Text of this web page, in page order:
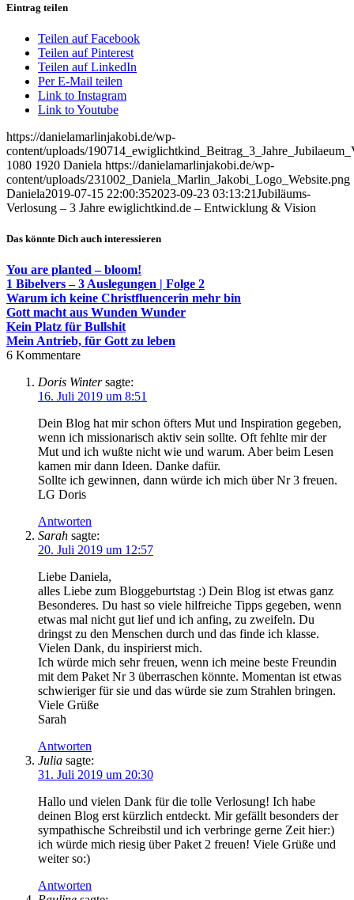
Eintrag teilen
Teilen auf Facebook
Teilen auf Pinterest
Teilen auf LinkedIn
Per E-Mail teilen
Link to Instagram
Link to Youtube
https://danielamarlinjakobi.de/wp-
content/uploads/
1080 1920 Daniela https://danielamarlinjakobi.de/wp-
content/uploads/231002_Daniela_Marlin_Jakobi_Logo_Website.png
Daniela2019-07-15 22:00:352023-09-23 03:13:21Jubiläums-
Verlosung – 3 Jahre ewiglichtkind.de – Entwicklung & Vision
Das könnte Dich auch interessieren
You are planted – bloom!
1 Bibelvers – 3 Auslegungen | Folge 2
Warum ich keine Christfluencerin mehr bin
Gott macht aus Wunden Wunder
Kein Platz für Bullshit
Mein Antrieb, für Gott zu leben
6 Kommentare
Doris Winter sagte:
16. Juli 2019 um 8:51
Dein Blog hat mir schon öfters Mut und Inspiration gegeben,
wenn ich missionarisch aktiv sein sollte. Oft fehlte mir der
Mut und ich wußte nicht wie und warum. Aber beim Lesen
kamen mir dann Ideen. Danke dafür.
Sollte ich gewinnen, dann würde ich mich über Nr 3 freuen.
LG Doris
Antworten
Sarah sagte:
20. Juli 2019 um 12:57
Liebe Daniela,
alles Liebe zum Bloggeburtstag :) Dein Blog ist etwas ganz
Besonderes. Du hast so viele hilfreiche Tipps gegeben, wenn
etwas mal nicht gut lief und ich anfing, zu zweifeln. Du
dringst zu den Menschen durch und das finde ich klasse.
Vielen Dank, du inspirierst mich.
Ich würde mich sehr freuen, wenn ich meine beste Freundin
mit dem Paket Nr 3 überraschen könnte. Momentan ist etwas
schwieriger für sie und das würde sie zum Strahlen bringen.
Viele Grüße
Sarah
Antworten
Julia sagte:
31. Juli 2019 um 20:30
Hallo und vielen Dank für die tolle Verlosung! Ich habe
deinen Blog erst kürzlich entdeckt. Mir gefällt besonders der
sympathische Schreibstil und ich verbringe gerne Zeit hier:)
ich würde mich riesig über Paket 2 freuen! Viele Grüße und
weiter so:)
Antworten